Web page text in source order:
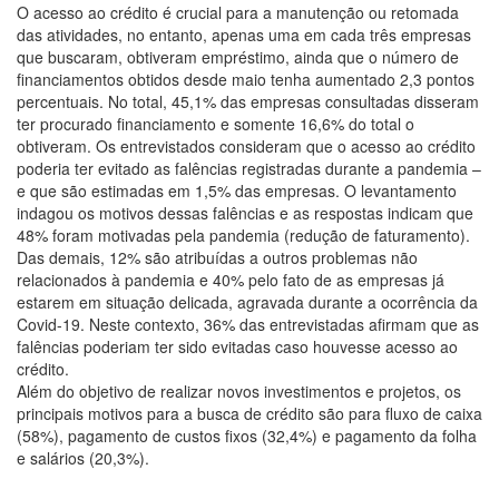
O acesso ao crédito é crucial para a manutenção ou retomada
das atividades, no entanto, apenas uma em cada três empresas
que buscaram, obtiveram empréstimo, ainda que o número de
financiamentos obtidos desde maio tenha aumentado 2,3 pontos
percentuais. No total, 45,1% das empresas consultadas disseram
ter procurado financiamento e somente 16,6% do total o
obtiveram. Os entrevistados consideram que o acesso ao crédito
poderia ter evitado as falências registradas durante a pandemia –
e que são estimadas em 1,5% das empresas. O levantamento
indagou os motivos dessas falências e as respostas indicam que
48% foram motivadas pela pandemia (redução de faturamento).
Das demais, 12% são atribuídas a outros problemas não
relacionados à pandemia e 40% pelo fato de as empresas já
estarem em situação delicada, agravada durante a ocorrência da
Covid-19. Neste contexto, 36% das entrevistadas afirmam que as
falências poderiam ter sido evitadas caso houvesse acesso ao
crédito.
Além do objetivo de realizar novos investimentos e projetos, os
principais motivos para a busca de crédito são para fluxo de caixa
(58%), pagamento de custos fixos (32,4%) e pagamento da folha
e salários (20,3%).